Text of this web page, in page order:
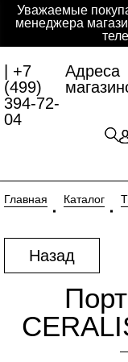
Уважаемые
менеджера
| +7
(499)
394-72-
04
Адреса
Главная Каталог
Назад